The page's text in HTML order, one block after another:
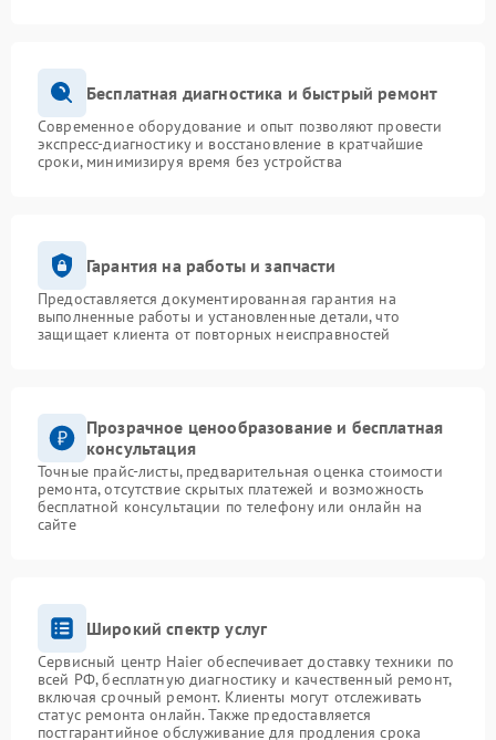
Бесплатная диагностика и быстрый ремонт
Современное оборудование и опыт позволяют провести
экспресс-диагностику и восстановление в кратчайшие
сроки, минимизируя время без устройства
Гарантия на работы и запчасти
Предоставляется документированная гарантия на
выполненные работы и установленные детали, что
защищает клиента от повторных неисправностей
Прозрачное ценообразование и бесплатная
консультация
Точные прайс-листы, предварительная оценка стоимости
ремонта, отсутствие скрытых платежей и возможность
бесплатной консультации по телефону или онлайн на
сайте
Широкий спектр услуг
Сервисный центр Haier обеспечивает доставку техники по
всей РФ, бесплатную диагностику и качественный ремонт,
включая срочный ремонт. Клиенты могут отслеживать
статус ремонта онлайн. Также предоставляется
постгарантийное обслуживание для продления срока